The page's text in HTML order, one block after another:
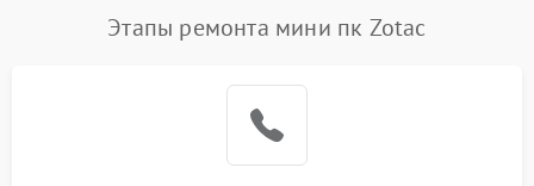
Этапы ремонта мини пк Zotac